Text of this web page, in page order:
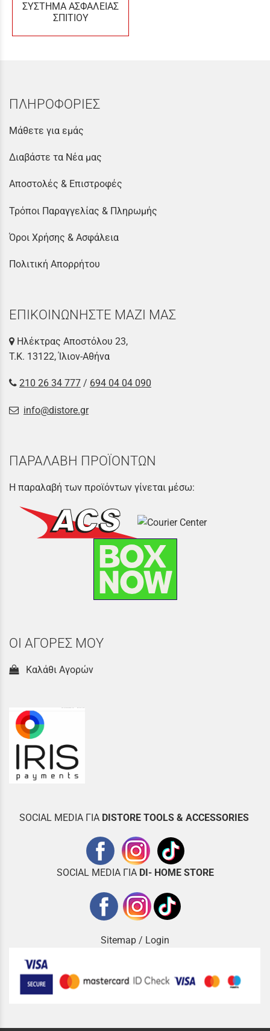
ΣΥΣΤΗΜΑ ΑΣΦΑΛΕΙΑΣ
ΣΠΙΤΙΟΥ
ΠΛΗΡΟΦΟΡΙΕΣ
Μάθετε για εμάς
Διαβάστε τα Νέα μας
Αποστολές & Επιστροφές
Τρόποι Παραγγελίας & Πληρωμής
Όροι Χρήσης & Ασφάλεια
Πολιτική Απορρήτου
ΕΠΙΚΟΙΝΩΝΗΣΤΕ ΜΑΖΙ ΜΑΣ
Ηλέκτρας Αποστόλου 23,
Τ.Κ. 13122, Ίλιον-Αθήνα
210 26 34 777 / 694 04 04 090
info@distore.gr
ΠΑΡΑΛΑΒΗ ΠΡΟΪΟΝΤΩΝ
Η παραλαβή των προϊόντων γίνεται μέσω:
ΟΙ ΑΓΟΡΕΣ ΜΟΥ
Καλάθι Αγορών
SOCIAL MEDIA ΓΙΑ DISTORE TOOLS & ACCESSORIES
SOCIAL MEDIA ΓΙΑ DI- HOME STORE
Sitemap / Login